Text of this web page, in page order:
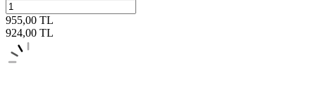
955,00 TL
924,00 TL